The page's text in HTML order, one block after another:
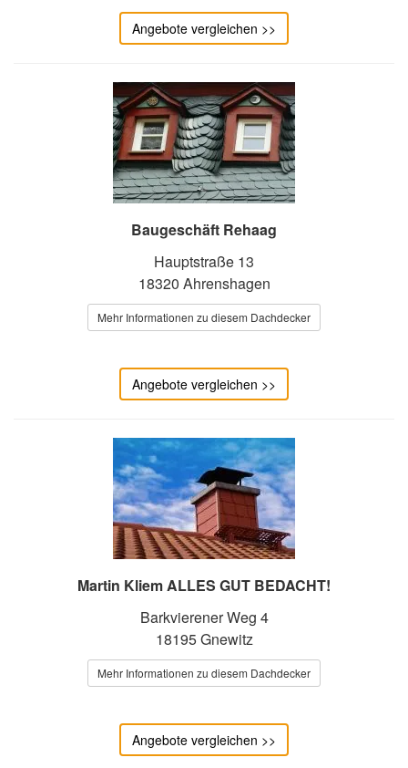
Angebote vergleichen >>
Baugeschäft Rehaag
Hauptstraße 13
18320 Ahrenshagen
Mehr Informationen zu diesem Dachdecker
Angebote vergleichen >>
Martin Kliem ALLES GUT BEDACHT!
Barkvierener Weg 4
18195 Gnewitz
Mehr Informationen zu diesem Dachdecker
Angebote vergleichen >>